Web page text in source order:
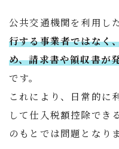
公共交通機関を利用し
行する事業者ではなく
め、請求書や領収書が
です。
これにより、日常的に
して仕入税額控除でき
のもとでは問題となりま